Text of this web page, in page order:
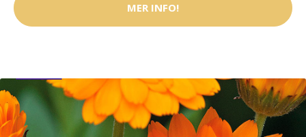
MER INFO!